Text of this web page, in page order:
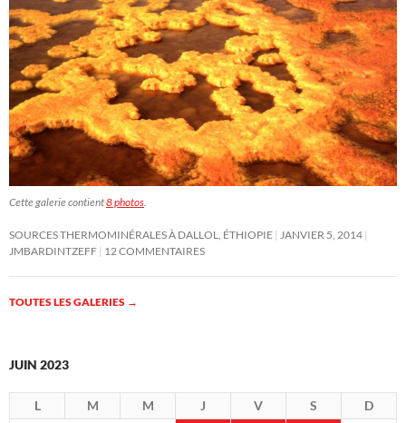
Cette galerie contient8 photos.
SOURCES THERMOMINÉRALES À DALLOL, ÉTHIOPIE JANVIER 5, 2014
JMBARDINTZEFF 12 COMMENTAIRES
TOUTES LES GALERIES →
JUIN 2023
L M M J V S
D